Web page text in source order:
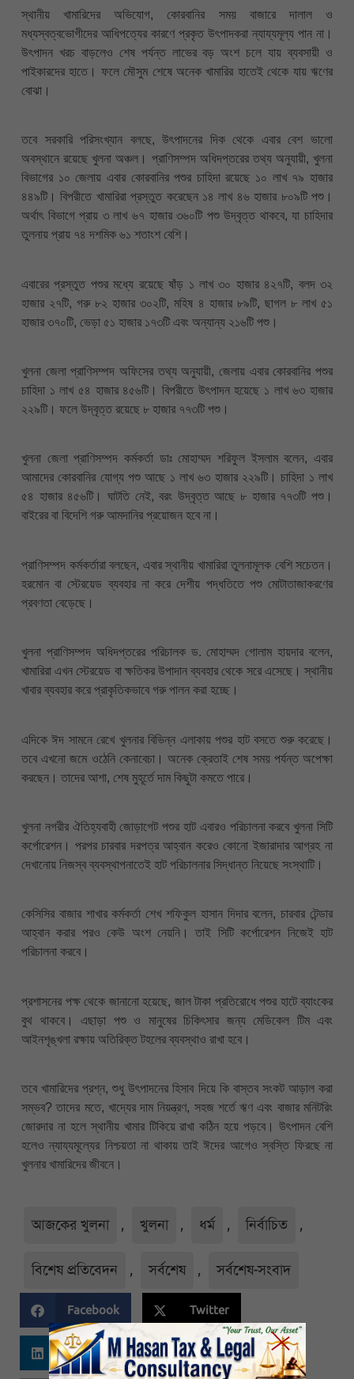
স্থানীয় খামারিদের অভিযোগ, কোরবানির সময় বাজারে দালাল ও
মধ্যস্বত্বভোগীদের আধিপত্যের কারণে প্রকৃত উৎপাদকরা ন্যায্যমূল্য পান না।
উৎপাদন খরচ বাড়লেও শেষ পর্যন্ত লাভের বড় অংশ চলে যায় ব্যবসায়ী ও
পাইকারদের হাতে। ফলে মৌসুম শেষে অনেক খামারির হাতেই থেকে যায় ঋণের
বোঝা।
তবে সরকারি পরিসংখ্যান বলছে, উৎপাদনের দিক থেকে এবার বেশ ভালো
অবস্থানে রয়েছে খুলনা অঞ্চল। প্রাণিসম্পদ অধিদপ্তরের তথ্য অনুযায়ী, খুলনা
বিভাগের ১০ জেলায় এবার কোরবানির পশুর চাহিদা রয়েছে ১০ লাখ ৭৯ হাজার
৪৪৯টি। বিপরীতে খামারিরা প্রস্তুত করেছেন ১৪ লাখ ৪৬ হাজার ৮০৯টি পশু।
অর্থাৎ বিভাগে প্রায় ৩ লাখ ৬৭ হাজার ৩৬০টি পশু উদ্বৃত্ত থাকবে, যা চাহিদার
তুলনায় প্রায় ৭৪ দশমিক ৬১ শতাংশ বেশি।
এবারের প্রস্তুত পশুর মধ্যে রয়েছে ষাঁড় ১ লাখ ৩০ হাজার ৪২৭টি, বলদ ৩২
হাজার ২৭টি, গরু ৮২ হাজার ৩০২টি, মহিষ ৪ হাজার ৮৯টি, ছাগল ৮ লাখ ৫১
হাজার ৩৭০টি, ভেড়া ৫১ হাজার ১৭৩টি এবং অন্যান্য ২১৬টি পশু।
খুলনা জেলা প্রাণিসম্পদ অফিসের তথ্য অনুযায়ী, জেলায় এবার কোরবানির পশুর
চাহিদা ১ লাখ ৫৪ হাজার ৪৫৬টি। বিপরীতে উৎপাদন হয়েছে ১ লাখ ৬৩ হাজার
২২৯টি। ফলে উদ্বৃত্ত রয়েছে ৮ হাজার ৭৭৩টি পশু।
খুলনা জেলা প্রাণিসম্পদ কর্মকর্তা ডাঃ মোহাম্মদ শরিফুল ইসলাম বলেন, এবার
আমাদের কোরবানির যোগ্য পশু আছে ১ লাখ ৬৩ হাজার ২২৯টি। চাহিদা ১ লাখ
৫৪ হাজার ৪৫৬টি। ঘাটতি নেই, বরং উদ্বৃত্ত আছে ৮ হাজার ৭৭৩টি পশু।
বাইরের বা বিদেশি গরু আমদানির প্রয়োজন হবে না।
প্রাণিসম্পদ কর্মকর্তারা বলছেন, এবার স্থানীয় খামারিরা তুলনামূলক বেশি সচেতন।
হরমোন বা স্টেরয়েড ব্যবহার না করে দেশীয় পদ্ধতিতে পশু মোটাতাজাকরণের
প্রবণতা বেড়েছে।
খুলনা প্রাণিসম্পদ অধিদপ্তরের পরিচালক ড. মোহাম্মদ গোলাম হায়দার বলেন,
খামারিরা এখন স্টেরয়েড বা ক্ষতিকর উপাদান ব্যবহার থেকে সরে এসেছে। স্থানীয়
খাবার ব্যবহার করে প্রাকৃতিকভাবে গরু পালন করা হচ্ছে।
এদিকে ঈদ সামনে রেখে খুলনার বিভিন্ন এলাকায় পশুর হাট বসতে শুরু করেছে।
তবে এখনো জমে ওঠেনি কেনাবেচা। অনেক ক্রেতাই শেষ সময় পর্যন্ত অপেক্ষা
করছেন। তাদের আশা, শেষ মুহূর্তে দাম কিছুটা কমতে পারে।
খুলনা নগরীর ঐতিহ্যবাহী জোড়াগেট পশুর হাট এবারও পরিচালনা করবে খুলনা সিটি
কর্পোরেশন। পরপর চারবার দরপত্র আহ্বান করেও কোনো ইজারাদার আগ্রহ না
দেখানোয় নিজস্ব ব্যবস্থাপনাতেই হাট পরিচালনার সিদ্ধান্ত নিয়েছে সংস্থাটি।
কেসিসির বাজার শাখার কর্মকর্তা শেখ শফিকুল হাসান দিদার বলেন, চারবার টেন্ডার
আহ্বান করার পরও কেউ অংশ নেয়নি। তাই সিটি কর্পোরেশন নিজেই হাট
পরিচালনা করবে।
প্রশাসনের পক্ষ থেকে জানানো হয়েছে, জাল টাকা প্রতিরোধে পশুর হাটে ব্যাংকের
বুথ থাকবে। এছাড়া পশু ও মানুষের চিকিৎসার জন্য মেডিকেল টিম এবং
আইনশৃঙ্খলা রক্ষায় অতিরিক্ত টহলের ব্যবস্থাও রাখা হবে।
তবে খামারিদের প্রশ্ন, শুধু উৎপাদনের হিসাব দিয়ে কি বাস্তব সংকট আড়াল করা
সম্ভব? তাদের মতে, খাদ্যের দাম নিয়ন্ত্রণ, সহজ শর্তে ঋণ এবং বাজার মনিটরিং
জোরদার না হলে স্থানীয় খামার টিকিয়ে রাখা কঠিন হয়ে পড়বে। উৎপাদন বেশি
হলেও ন্যায্যমূল্যের নিশ্চয়তা না থাকায় তাই ঈদের আগেও স্বস্তি ফিরছে না
খুলনার খামারিদের জীবনে।
আজকের খুলনা , খুলনা , ধর্ম , নির্বাচিত ,
বিশেষ প্রতিবেদন , সর্বশেষ , সর্বশেষ-সংবাদ
Facebook Twitter
Linkedin Whatsapp